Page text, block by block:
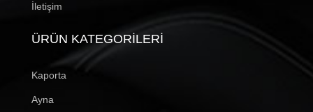
İletişim
ÜRÜN KATEGORILERI
Kaporta
Ayna